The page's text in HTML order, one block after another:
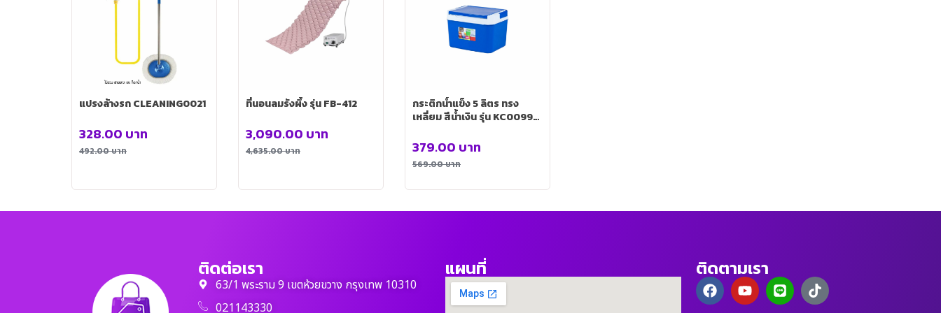
แปรงล้างรถ CLEANING0021
492.00บาท
328.00 บาท
ที่นอนลมรังผึ้ง รุ่น FB-412
4,635.00บาท
3,090.00 บาท
กระติกน้ำแข็ง 5 ลิตร ทรง
เหลี่ยม สีน้ำเงิน รุ่น KC0099-
569.00บาท
379.00 บาท
ติดต่อเรา
63/1 พระราม 9 เขตห้วยขวาง กรุงเทพ 10310
021143330
แผนที่ ติดตามเรา